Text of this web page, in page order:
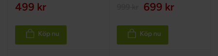
499 kr
Köp nu
699 kr
Köp nu